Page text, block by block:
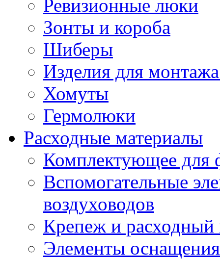
Ревизионные люки
Зонты и короба
Шиберы
Изделия для
Хомуты
Гермолюки
Расходные материалы
Комплектующее для
Вспомогательные
воздуховодов
Крепеж и расходный
Элементы